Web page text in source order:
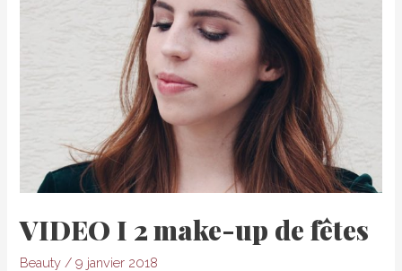
VIDEO I 2 make-up de fêtes
Beauty /9 janvier 2018